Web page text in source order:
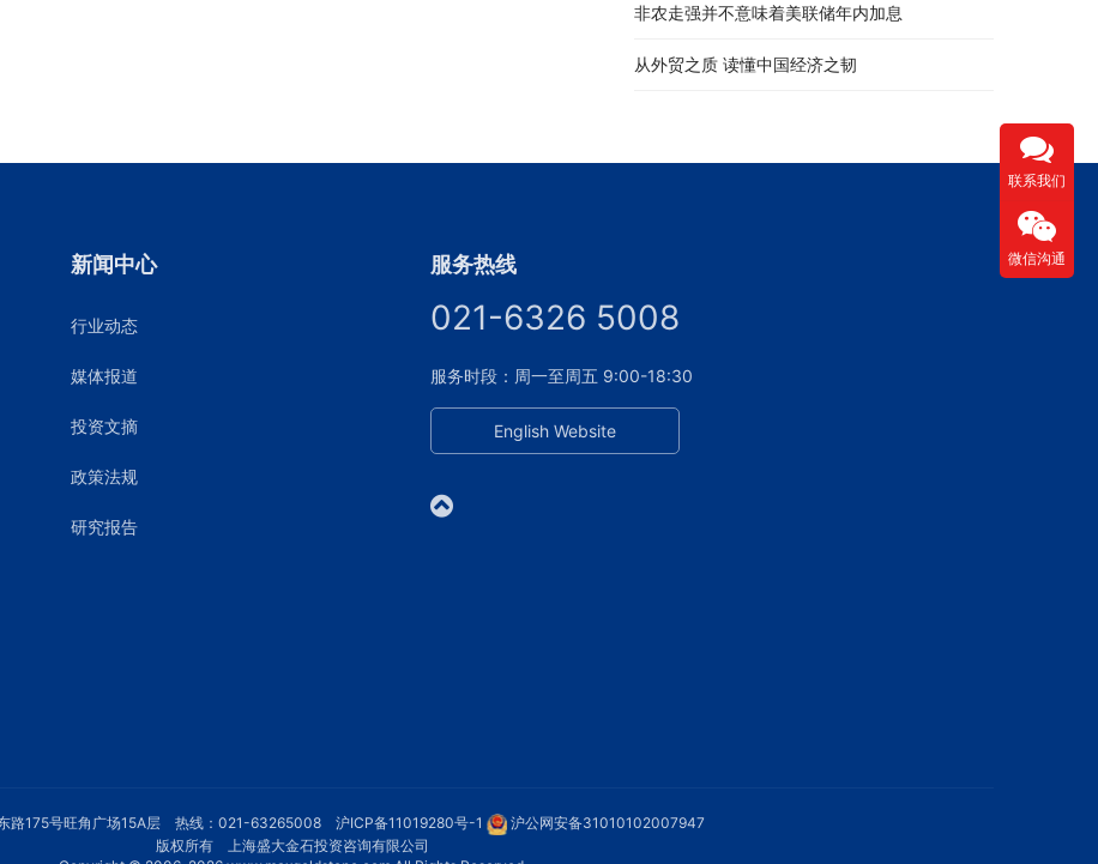
非农走强并不意味着美联储年内加息
从外贸之质 读懂中国经济之韧
新闻中心
行业动态
媒体报道
投资文摘
政策法规
研究报告
服务热线
021-6326 5008
服务时段：周一至周五 9:00-18:30
English Website
路175号旺角广场15A层 热线：021-63265008 沪ICP备11019280号-1
沪公网安备31010102007947
版权所有 上海盛大金石投资咨询有限公司
联系我们
微信沟通